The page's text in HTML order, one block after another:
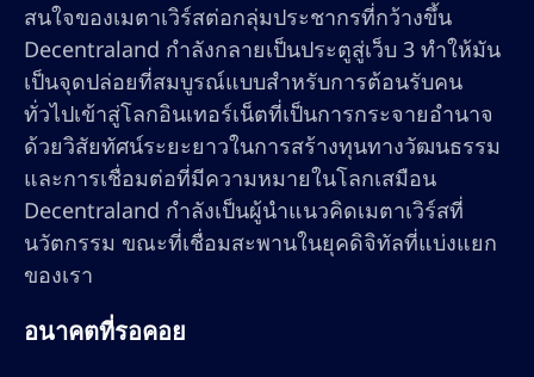
สนใจของเมตาเวิร์สต่อกลุ่มประชากรที่กว้างขึ้น
Decentraland กำลังกลายเป็นประตูสู่เว็บ 3 ทำให้มัน
เป็นจุดปล่อยที่สมบูรณ์แบบสำหรับการต้อนรับคน
ทั่วไปเข้าสู่โลกอินเทอร์เน็ตที่เป็นการกระจายอำนาจ
ด้วยวิสัยทัศน์ระยะยาวในการสร้างทุนทางวัฒนธรรม
และการเชื่อมต่อที่มีความหมายในโลกเสมือน
Decentraland กำลังเป็นผู้นำแนวคิดเมตาเวิร์สที่
นวัตกรรม ขณะที่เชื่อมสะพานในยุคดิจิทัลที่แบ่งแยก
ของเรา
อนาคตที่รอคอย